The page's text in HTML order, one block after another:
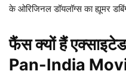
के ओरिजिनल डॉयलॉग्स का ह्यूमर
फैंस क्यों हैं
Pan-India